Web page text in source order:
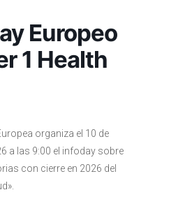
Europeo
1 Health
organiza el 10 de
a las 9:00 el infoday sobre
con cierre en 2026 del